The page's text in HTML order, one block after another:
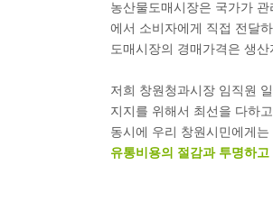
농산물도매시장은 국가가
에서 소비자에게 직접 전달
도매시장의 경매가격은 생
저희 창원청과시장 임직원
지지를 위해서 최선을 다하
동시에 우리 창원시민에게는
유통비용의 절감과 투명하